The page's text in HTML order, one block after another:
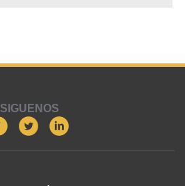
SIGUENOS